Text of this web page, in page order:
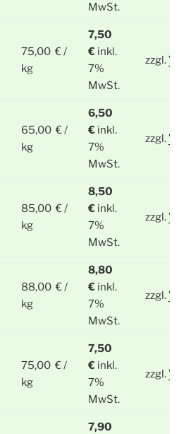
MwSt.
75,00 € /
kg
7,50
€ inkl.
7%
MwSt.
zzgl.
65,00 € /
kg
6,50
€ inkl.
7%
MwSt.
zzgl.
85,00 € /
kg
8,50
€ inkl.
7%
MwSt.
zzgl.
88,00 € /
kg
8,80
€ inkl.
7%
MwSt.
zzgl.
75,00 € /
kg
7,50
€inkl.
7%
MwSt.
zzgl.
7,90